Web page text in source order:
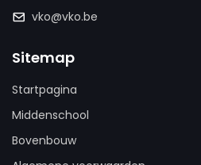
vko@vko.be
Sitemap
Startpagina
Middenschool
Bovenbouw